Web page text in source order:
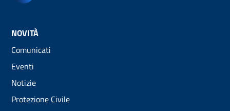
NOVITÀ
Comunicati
Eventi
Notizie
Protezione Civile